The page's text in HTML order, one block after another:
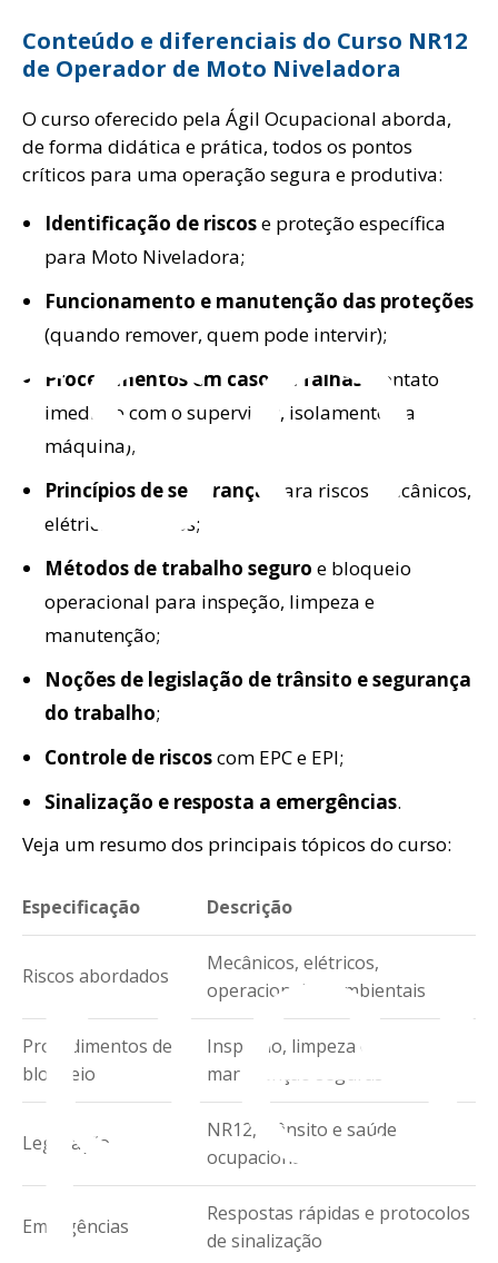
Conteúdo e diferenciais do Curso NR12
de Operador de Moto Niveladora
O curso oferecido pela Ágil Ocupacional aborda,
de forma didática e prática, todos os pontos
críticos para uma operação segura e produtiva:
Identificação de riscose proteção específica
para Moto Niveladora;
Funcionamento e manutenção das proteções
(quando remover, quem pode intervir);
Procedimentos em caso de falhas (contato
imediato com o supervisor, isolamento da
máquina);
Princípios de segurança
para riscos mecânicos,
elétricos e outros;
Métodos de trabalho seguro e bloqueio
operacional para inspeção, limpeza e
manutenção;
Noções de legislação de trânsito e segurança
do trabalho;
Controle de riscoscom EPC e EPI;
Sinalização e resposta a emergências.
Veja um resumo dos principais tópicos do curso:
Especificação Descrição
Riscos abordados
Mecânicos, elétricos,
operacionais e ambientais
Procedimentos de
bloqueio
Inspeção, limpeza e
manutenção seguras
Legislação
NR12, trânsito e saúde
ocupacional
Emergências
Respostas rápidas e protocolos
de sinalização